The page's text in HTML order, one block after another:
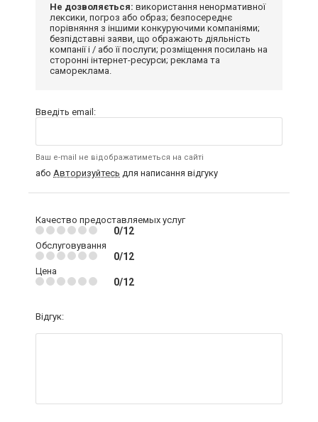
Не дозволяється: використання ненормативної
лексики, погроз або образ; безпосереднє
порівняння з іншими конкуруючими компаніями;
безпідставні заяви, що ображають діяльність
компанії і / або її послуги; розміщення посилань на
сторонні інтернет-ресурси; реклама та
самореклама.
Введіть email:
Ваш e-mail не відображатиметься на сайті
або Авторизуйтесь для написання відгуку
Качество предоставляемых услуг
0/12
Обслуговування
0/12
Цена
0/12
Відгук: